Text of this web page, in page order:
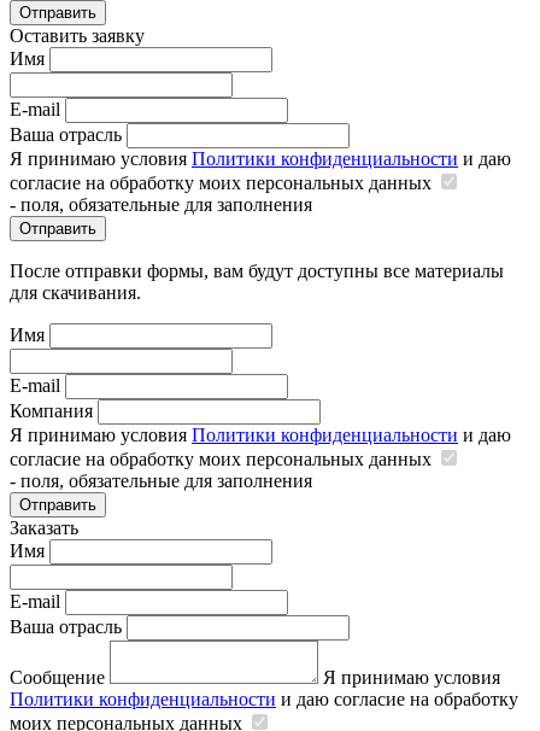
Отправить
Оставить заявку
Имя
E-mail
Ваша отрасль
Я принимаю условия Политики конфиденциальности и даю
согласие на обработку моих персональных данных
- поля, обязательные для заполнения
Отправить
После отправки формы, вам будут доступны все материалы
для скачивания.
Имя
E-mail
Компания
Я принимаю условия Политики конфиденциальности и даю
согласие на обработку моих персональных данных
- поля, обязательные для заполнения
Отправить
Заказать
Имя
E-mail
Ваша отрасль
Сообщение
Я принимаю условия
Политики конфиденциальности и даю согласие на обработку
моих персональных данных